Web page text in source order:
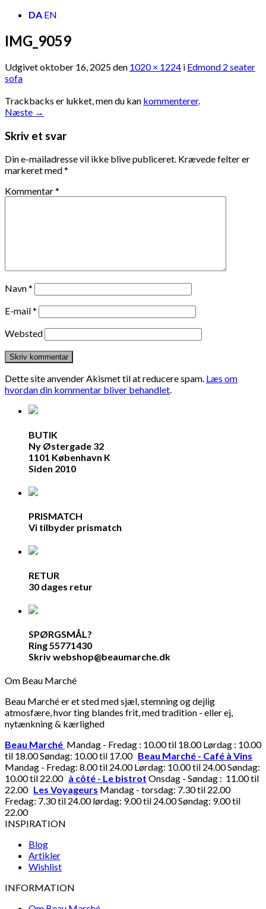
DA EN
IMG_9059
Udgivetoktober 16, 2025den 1020 × 1224 i Edmond 2 seater
sofa
Trackbacks er lukket, men du kan kommenterer.
Næste →
Skriv et svar
Din e-mailadresse vil ikke blive publiceret. Krævede felter er
markeret med*
Kommentar*
Navn*
E-mail*
Websted
Dette site anvender Akismet til at reducere spam. Læs om
hvordan din kommentar bliver behandlet.
BUTIK
Ny Østergade 32
1101 København K
Siden 2010
PRISMATCH
Vi tilbyder prismatch
RETUR
30 dages retur
SPØRGSMÅL?
Ring 55771430
Skriv webshop@beaumarche.dk
Om Beau Marché
Beau Marché er et sted med sjæl, stemning og dejlig
atmosfære, hvor ting blandes frit, med tradition - eller ej,
nytænkning & kærlighed
Beau Marché Mandag - Fredag : 10.00 til 18.00 Lørdag : 10.00
til 18.00 Søndag: 10.00 til 17.00 Beau Marché - Café à Vins
Mandag - Fredag: 8.00 til 24.00 Lørdag: 10.00 til 24.00 Søndag:
10.00 til 22.00 à côté - Le bistrot Onsdag - Søndag : 11.00 til
22.00 Les Voyageurs Mandag - torsdag: 7.30 til 22.00
Fredag: 7.30 til 24.00 lørdag: 9.00 til 24.00 Søndag: 9.00 til
22.00
INSPIRATION
Blog
Artikler
Wishlist
INFORMATION